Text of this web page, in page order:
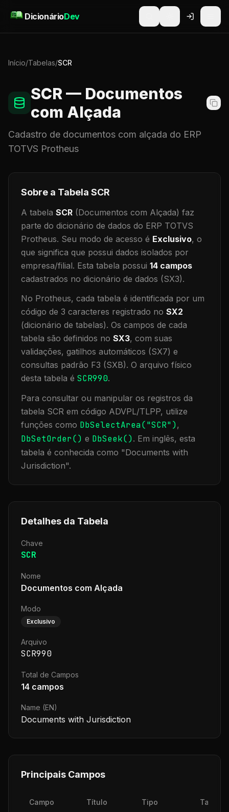
DicionárioDev
Início/Tabelas/SCR
SCR — Documentos
com Alçada
Cadastro de documentos com alçada do ERP
TOTVS Protheus
Sobre a Tabela SCR
A tabela SCR (Documentos com Alçada) faz
parte do dicionário de dados do ERP TOTVS
Protheus. Seu modo de acesso é Exclusivo, o
que significa que possui dados isolados por
empresa/filial. Esta tabela possui 14 campos
cadastrados no dicionário de dados (SX3).
No Protheus, cada tabela é identificada por um
código de 3 caracteres registrado no SX2
(dicionário de tabelas). Os campos de cada
tabela são definidos no SX3, com suas
validações, gatilhos automáticos (SX7) e
consultas padrão F3 (SXB). O arquivo físico
desta tabela é SCR990.
Para consultar ou manipular os registros da
tabela SCR em código ADVPL/TLPP, utilize
funções como DbSelectArea("SCR"),
DbSetOrder() e DbSeek(). Em inglês, esta
tabela é conhecida como "Documents with
Jurisdiction".
Detalhes da Tabela
Chave
SCR
Nome
Documentos com Alçada
Modo
Exclusivo
Arquivo
SCR990
Total de Campos
14 campos
Name (EN)
Documents with Jurisdiction
Principais Campos
Campo Título Tipo